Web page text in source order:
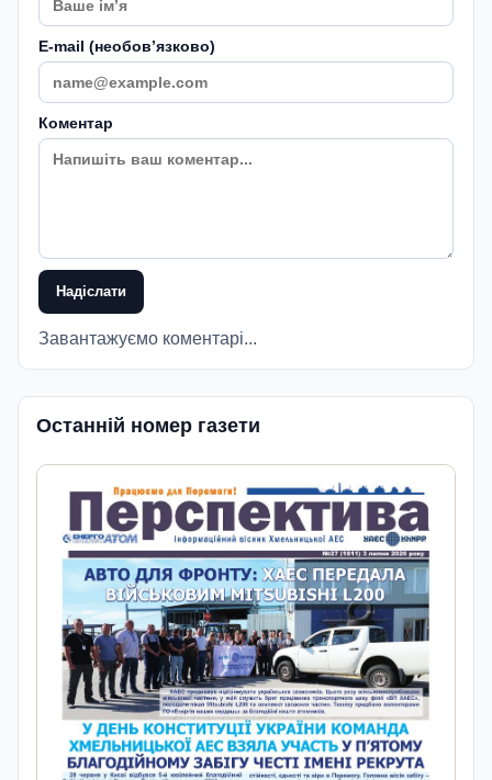
E-mail (необовʼязково)
Коментар
Надіслати
Завантажуємо коментарі...
Останній номер газети